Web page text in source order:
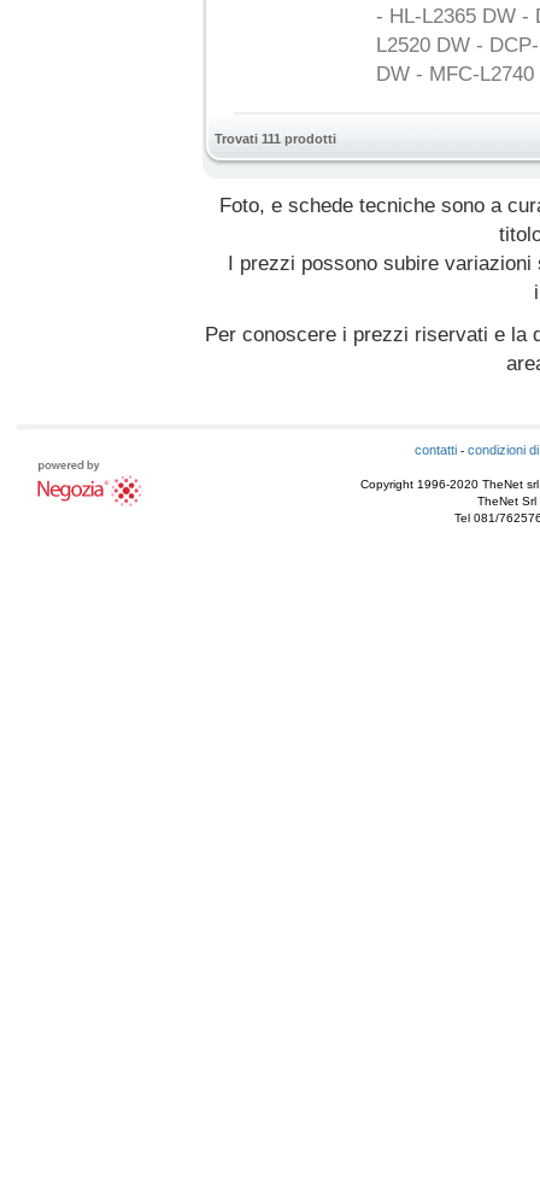
- HL-L2365 DW -
L2520 DW -
DW - MFC-L2740
Trovati 111 prodotti
Foto, e schede tecniche sono a
I prezzi possono subire
Per conoscere i prezzi riservati e la
contatti- condizioni
Copyright 1996-2020 TheNet
TheNet Srl
Tel 081/